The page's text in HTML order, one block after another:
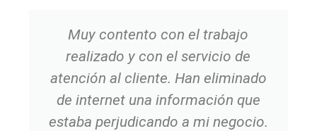
Muy contento con el trabajo
realizado y con el servicio de
atención al cliente. Han eliminado
de internet una información que
estaba perjudicando a mi negocio.